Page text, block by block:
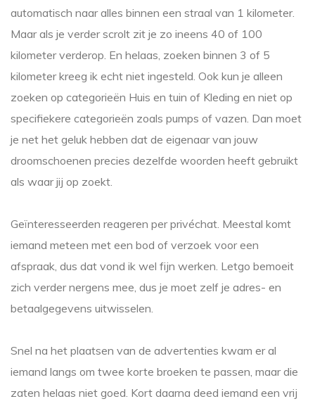
automatisch naar alles binnen een straal van 1 kilometer.
Maar als je verder scrolt zit je zo ineens 40 of 100
kilometer verderop. En helaas, zoeken binnen 3 of 5
kilometer kreeg ik echt niet ingesteld. Ook kun je alleen
zoeken op categorieën Huis en tuin of Kleding en niet op
specifiekere categorieën zoals pumps of vazen. Dan moet
je net het geluk hebben dat de eigenaar van jouw
droomschoenen precies dezelfde woorden heeft gebruikt
als waar jij op zoekt.
Geïnteresseerden reageren per privéchat. Meestal komt
iemand meteen met een bod of verzoek voor een
afspraak, dus dat vond ik wel fijn werken. Letgo bemoeit
zich verder nergens mee, dus je moet zelf je adres- en
betaalgegevens uitwisselen.
Snel na het plaatsen van de advertenties kwam er al
iemand langs om twee korte broeken te passen, maar die
zaten helaas niet goed. Kort daarna deed iemand een vrij